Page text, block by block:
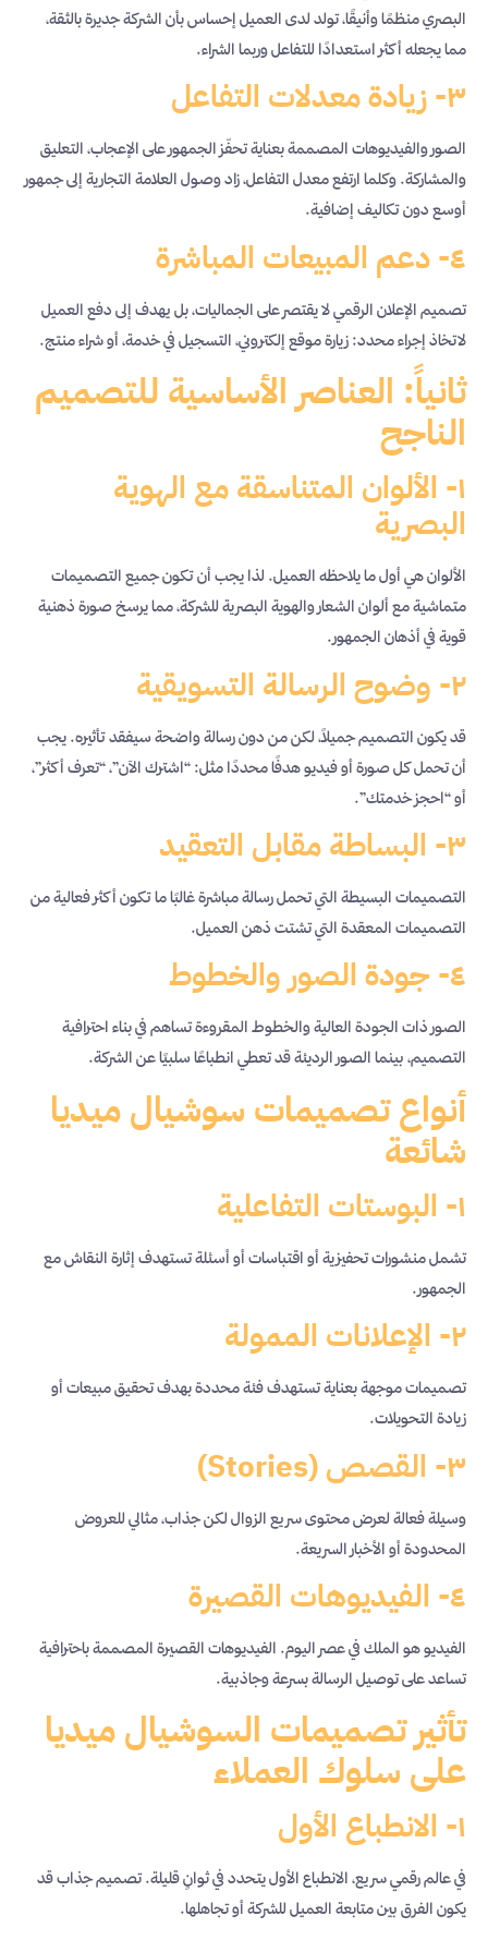
البصري منظمًا وأنيقًا، تولد لدى العميل إحساس بأن الشركة جديرة بالثقة،
مما يجعله أكثر استعدادًا للتفاعل وربما الشراء.
٣- زيادة معدلات التفاعل
الصور والفيديوهات المصممة بعناية تحفّز الجمهور على الإعجاب، التعليق
والمشاركة. وكلما ارتفع معدل التفاعل، زاد وصول العلامة التجارية إلى جمهور
أوسع دون تكاليف إضافية.
٤- دعم المبيعات المباشرة
تصميم الإعلان الرقمي لا يقتصر على الجماليات، بل يهدف إلى دفع العميل
لاتخاذ إجراء محدد: زيارة موقع إلكتروني، التسجيل في خدمة، أو شراء منتج.
ثانياً: العناصر الأساسية للتصميم
الناجح
١- الألوان المتناسقة مع الهوية
البصرية
الألوان هي أول ما يلاحظه العميل. لذا يجب أن تكون جميع التصميمات
متماشية مع ألوان الشعار والهوية البصرية للشركة، مما يرسخ صورة ذهنية
قوية في أذهان الجمهور.
٢- وضوح الرسالة التسويقية
قد يكون التصميم جميلاً، لكن من دون رسالة واضحة سيفقد تأثيره. يجب
أن تحمل كل صورة أو فيديو هدفًا محددًا مثل: “اشترك الآن”، “تعرف أكثر”،
أو “احجز خدمتك”.
٣- البساطة مقابل التعقيد
التصميمات البسيطة التي تحمل رسالة مباشرة غالبًا ما تكون أكثر فعالية من
التصميمات المعقدة التي تشتت ذهن العميل.
٤- جودة الصور والخطوط
الصور ذات الجودة العالية والخطوط المقروءة تساهم في بناء احترافية
التصميم، بينما الصور الرديئة قد تعطي انطباعًا سلبيًا عن الشركة.
أنواع تصميمات سوشيال ميديا
شائعة
١- البوستات التفاعلية
تشمل منشورات تحفيزية أو اقتباسات أو أسئلة تستهدف إثارة النقاش مع
الجمهور.
٢- الإعلانات الممولة
تصميمات موجهة بعناية تستهدف فئة محددة بهدف تحقيق مبيعات أو
زيادة التحويلات.
٣- القصص (Stories)
وسيلة فعالة لعرض محتوى سريع الزوال لكن جذاب، مثالي للعروض
المحدودة أو الأخبار السريعة.
٤- الفيديوهات القصيرة
الفيديو هو الملك في عصر اليوم. الفيديوهات القصيرة المصممة باحترافية
تساعد على توصيل الرسالة بسرعة وجاذبية.
تأثير تصميمات السوشيال ميديا
على سلوك العملاء
١- الانطباع الأول
في عالم رقمي سريع، الانطباع الأول يتحدد في ثوانٍ قليلة. تصميم جذاب قد
يكون الفرق بين متابعة العميل للشركة أو تجاهلها.